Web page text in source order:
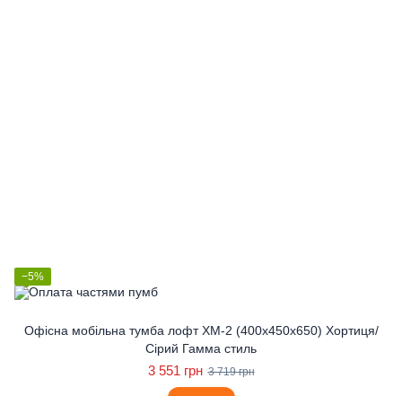
−5%
Офісна мобільна тумба лофт ХМ-2 (400x450x650) Хортиця/
Сірий Гамма стиль
3 551 грн 3 719 грн